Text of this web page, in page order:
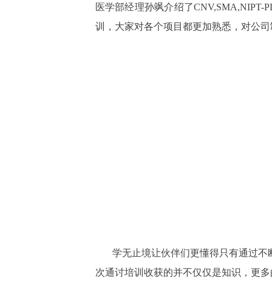
医学部经理孙飒介绍了
训，大家对各个项目都更加熟悉，对公
学无止境让伙伴们更懂得只有通过
次通讨培训收获的并不仅仅是知识，更